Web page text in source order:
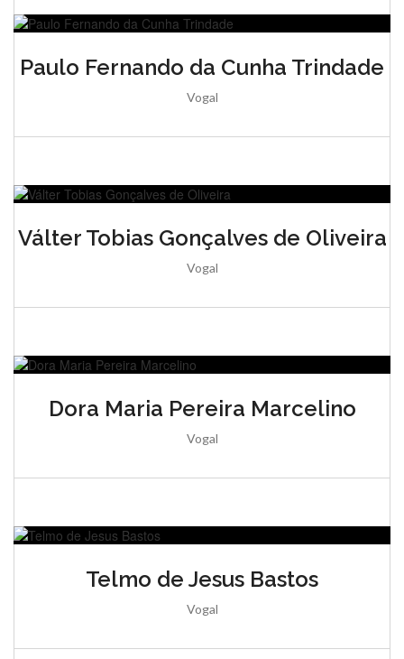
Paulo Fernando da Cunha Trindade
Vogal
Válter Tobias Gonçalves de Oliveira
Vogal
Dora Maria Pereira Marcelino
Vogal
Telmo de Jesus Bastos
Vogal